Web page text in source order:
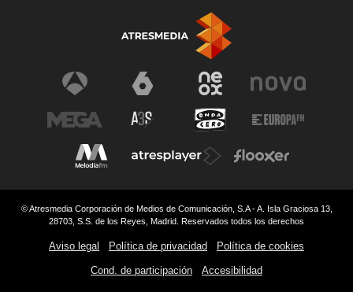
© Atresmedia Corporación de Medios de Comunicación, S.A - A. Isla Graciosa 13,
28703, S.S. de los Reyes, Madrid. Reservados todos los derechos
Aviso legal Política de privacidad Política de cookies
Cond. de participación Accesibilidad